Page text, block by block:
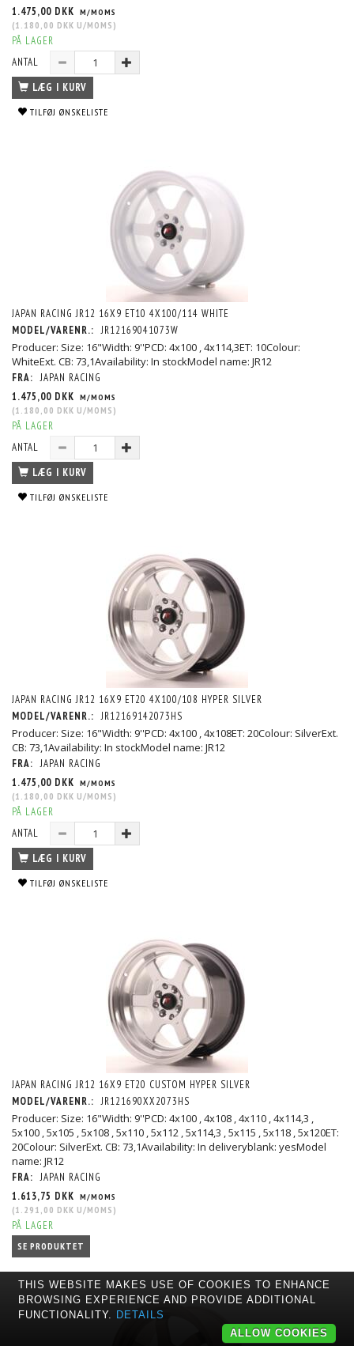
1.475,00 DKK M/MOMS
(1.180,00 DKK U/MOMS )
PÅ LAGER
ANTAL
LÆG I KURV
TILFØJ ØNSKELISTE
JAPAN RACING JR12 16X9 ET10 4X100/114 WHITE
MODEL/VARENR.: JR12169041073W
Producer: Size: 16"Width: 9''PCD: 4x100 , 4x114,3ET: 10Colour:
WhiteExt. CB: 73,1Availability: In stockModel name: JR12
FRA: JAPAN RACING
1.475,00 DKK M/MOMS
(1.180,00 DKK U/MOMS )
PÅ LAGER
ANTAL
LÆG I KURV
TILFØJ ØNSKELISTE
JAPAN RACING JR12 16X9 ET20 4X100/108 HYPER SILVER
MODEL/VARENR.: JR12169142073HS
Producer: Size: 16"Width: 9''PCD: 4x100 , 4x108ET: 20Colour: SilverExt.
CB: 73,1Availability: In stockModel name: JR12
FRA: JAPAN RACING
1.475,00 DKK M/MOMS
(1.180,00 DKK U/MOMS )
PÅ LAGER
ANTAL
LÆG I KURV
TILFØJ ØNSKELISTE
JAPAN RACING JR12 16X9 ET20 CUSTOM HYPER SILVER
MODEL/VARENR.: JR121690XX2073HS
Producer: Size: 16"Width: 9''PCD: 4x100 , 4x108 , 4x110 , 4x114,3 ,
5x100 , 5x105 , 5x108 , 5x110 , 5x112 , 5x114,3 , 5x115 , 5x118 , 5x120ET:
20Colour: SilverExt. CB: 73,1Availability: In deliveryblank: yesModel
name: JR12
FRA: JAPAN RACING
1.613,75 DKK M/MOMS
(1.291,00 DKK U/MOMS )
PÅ LAGER
SE PRODUKTET
THIS WEBSITE MAKES USE OF COOKIES TO ENHANCE
BROWSING EXPERIENCE AND PROVIDE ADDITIONAL
FUNCTIONALITY. DETAILS
ALLOW COOKIES